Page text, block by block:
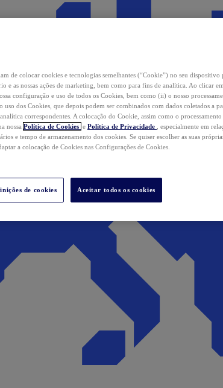
de colocar cookies e tecnologias semelhantes (“Cookie”) no seu dispositivo
e as nossas ações de marketing, bem como para fins de analítica. Ao clicar
configuração e uso de todos os Cookies, bem como (ii) o nosso
uso dos Cookies, que depois podem ser combinados com dados coletados a
correspondentes. A colocação do Cookie, assim como o processamento
nossa Política de Cookies e Política de Privacidade
, especialmente em
e tempo de armazenamento dos cookies. Se quiser escolher as suas
a colocação de Cookies nas Configurações de Cookies.
de cookies Aceitar todos os cookies